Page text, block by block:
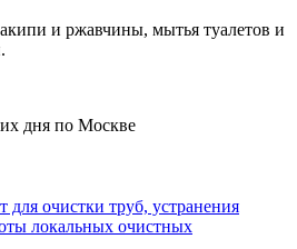
и ржавчины, мытья туалетов и
дня по Москве